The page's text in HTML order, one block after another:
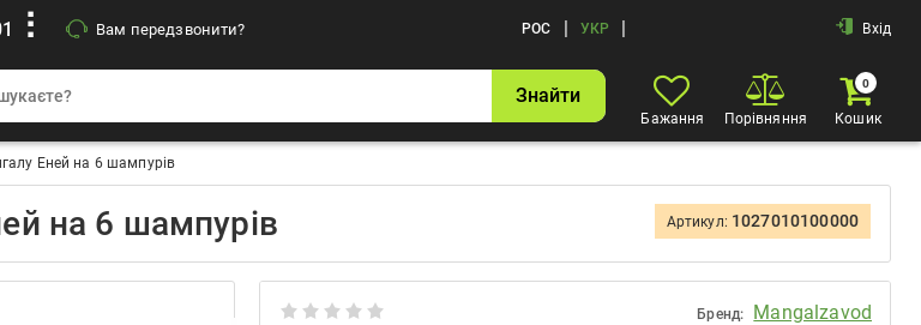
Вам передзвонити? РОС | УКР | Вхід
Знайти
Бажання Порівняння
0
Кошик
Еней на 6 шампурів
на 6 шампурів Артикул: 1027010100000
Бренд: Mangalzavod